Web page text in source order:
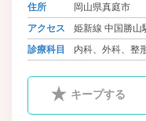
住所
岡山県真庭市
アクセス
姫新線 中国勝山
診療科目
内科、外科、整
キープする